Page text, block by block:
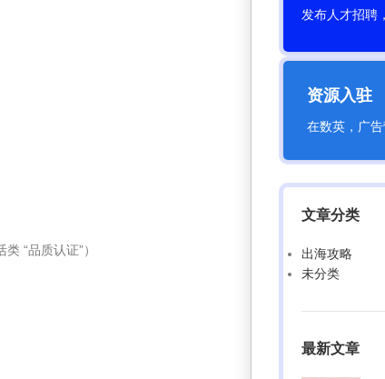
“品质认证”）
发布人才招聘
资源入驻
在数英，广
文章分类
出海攻略
未分类
最新文章